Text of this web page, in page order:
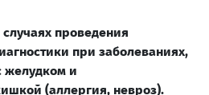
проведения
при заболеваниях,
желудком и
(аллергия, невроз).